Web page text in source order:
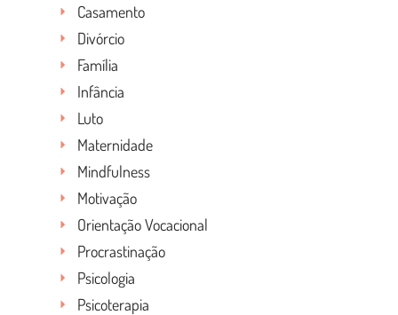
Casamento
Divórcio
Família
Infância
Luto
Maternidade
Mindfulness
Motivação
Orientação Vocacional
Procrastinação
Psicologia
Psicoterapia